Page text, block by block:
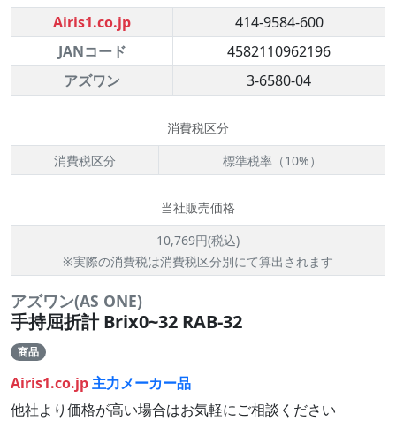
Airis1.co.jp
414-9584-600
JANコード
4582110962196
アズワン
3-6580-04
消費税区分
消費税区分
標準税率（10%）
当社販売価格
10,769円(税込)
※実際の消費税は消費税区分別にて算出されます
アズワン(AS ONE)
手持屈折計 Brix0~32 RAB-32
商品
Airis1.co.jp主力メーカー品
他社より価格が高い場合はお気軽にご相談ください